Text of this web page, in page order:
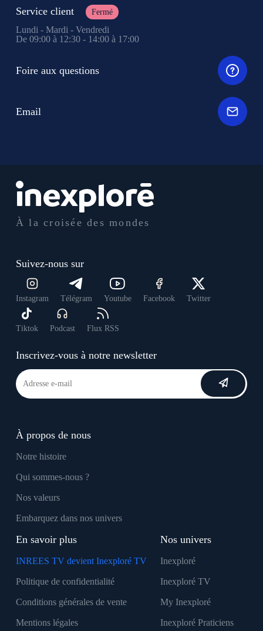
À la croisée des mondes
Suivez-nous sur
Instagram Télégram Youtube Facebook Twitter
Tiktok Podcast Flux RSS
Inscrivez-vous à notre newsletter
À propos de nous
Notre histoire
Qui sommes-nous ?
Nos valeurs
Embarquez dans nos univers
En savoir plus
INREES TV devient Inexploré TV
Politique de confidentialité
Conditions générales de vente
Mentions légales
Nos univers
Inexploré
Inexploré TV
My Inexploré
Inexploré Praticiens
Service client Fermé
Lundi - Mardi - Vendredi
De 09:00 à 12:30 - 14:00 à 17:00
Foire aux questions
Email